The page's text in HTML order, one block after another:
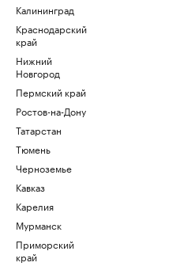
Калининград
Краснодарский
край
Нижний
Новгород
Пермский край
Ростов-на-Дону
Татарстан
Тюмень
Черноземье
Кавказ
Карелия
Мурманск
Приморский
край